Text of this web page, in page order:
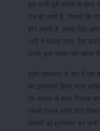
बार पानी पूरी तरीके से
कम हो जाती है, जिससे कि
होने लगती है, इसके लिए
पानी में भेजना होगा, ऐसा
उनके द्वारा खाया गया खाना
दूसरे उपकरण के रूप में एक
का इस्तेमाल किया जाना
पर तालाब से बाहर
मछली पालन करने वाले
किरणों का इस्तेमाल कर